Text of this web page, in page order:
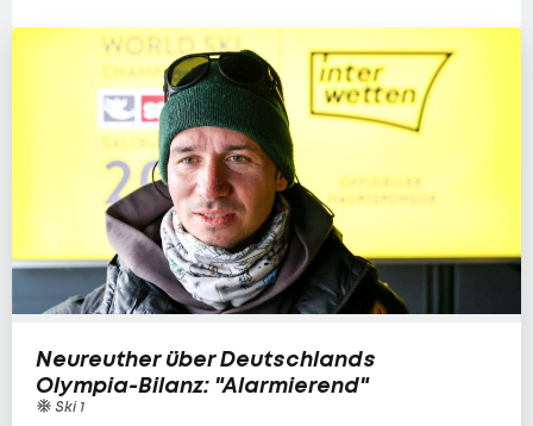
Neureuther über Deutschlands
Olympia-Bilanz: "Alarmierend"
Ski 1